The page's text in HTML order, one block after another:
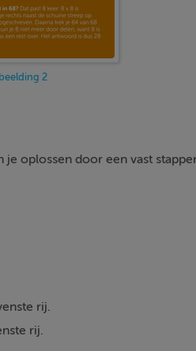
2
je oplossen door een vast
rij.
rij.